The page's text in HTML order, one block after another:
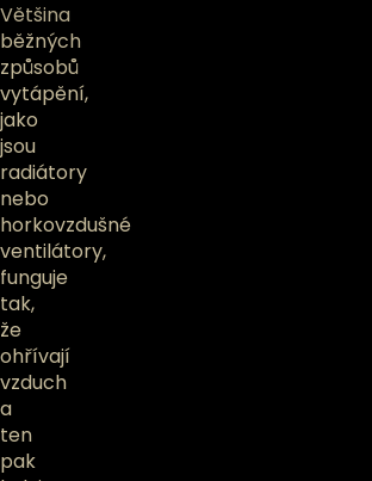
Většina
běžných
způsobů
vytápění,
jako
jsou
radiátory
nebo
horkovzdušné
ventilátory,
funguje
tak,
že
ohřívají
vzduch
a
ten
pak